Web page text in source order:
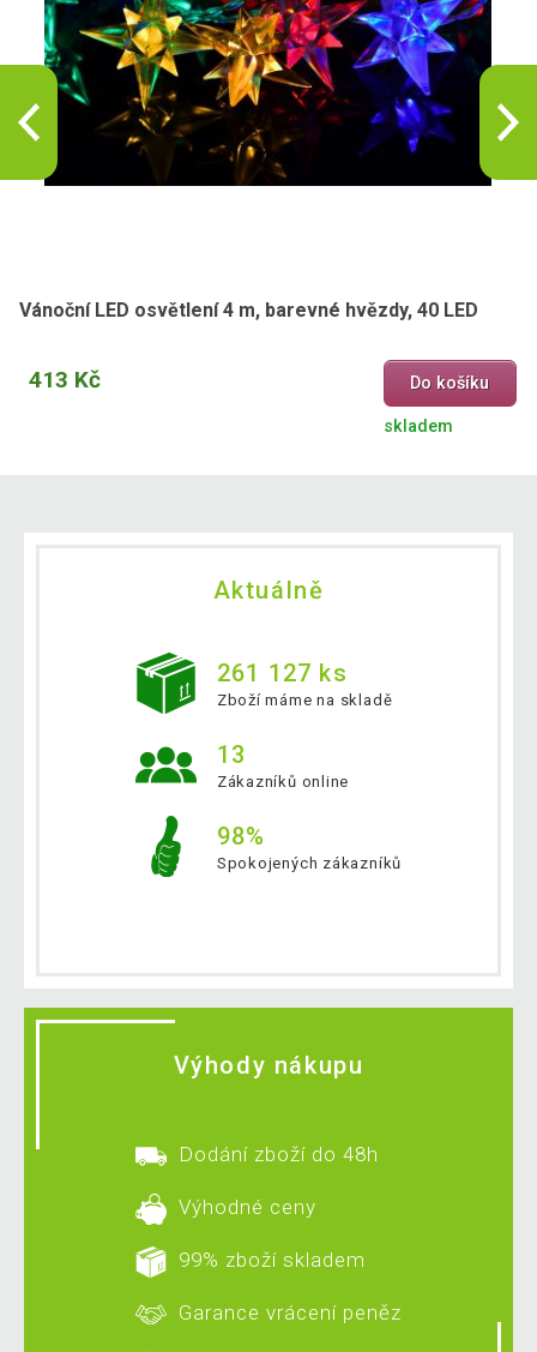
Vánoční LED osvětlení 4 m, barevné hvězdy, 40 LED
413 Kč Do košíku
skladem
Aktuálně
261 127 ks
Zboží máme na skladě
13
Zákazníků online
98%
Spokojených zákazníků
Výhody nákupu
Dodání zboží do 48h
Výhodné ceny
99% zboží skladem
Garance vrácení peněz